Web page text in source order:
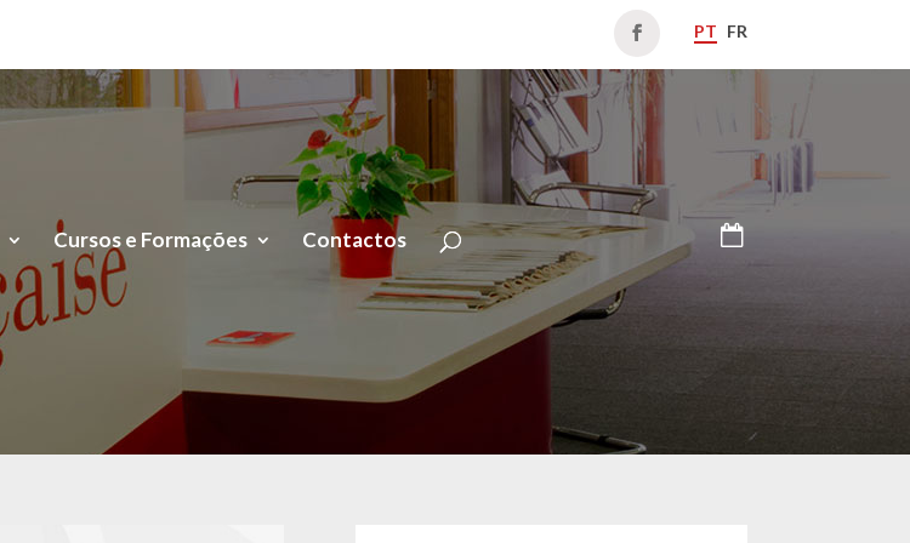
PT FR
Cursos e Formações Contactos